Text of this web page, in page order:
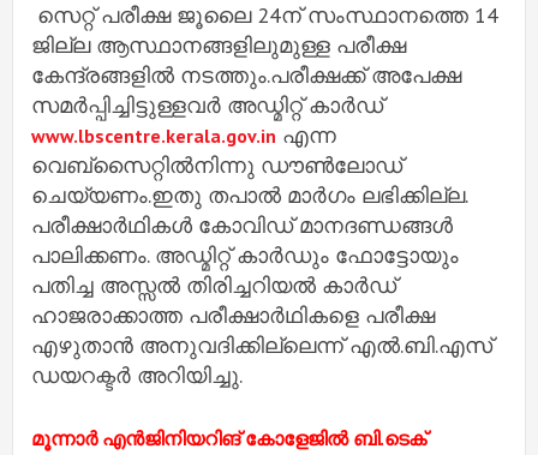
സെറ്റ് പരീക്ഷ ജൂലൈ 24ന് സംസ്ഥാനത്തെ 14
ജില്ല ആസ്ഥാനങ്ങളിലുമുള്ള പരീക്ഷ
കേന്ദ്രങ്ങളില്‍ നടത്തും.പരീക്ഷക്ക് അപേക്ഷ
സമര്‍പ്പിച്ചിട്ടുള്ളവര്‍ അഡ്മിറ്റ് കാര്‍ഡ്
www.lbscentre.kerala.gov.in എന്ന
വെബ്‌സൈറ്റില്‍നിന്നു ഡൗണ്‍ലോഡ്
ചെയ്യണം.ഇതു തപാല്‍ മാര്‍ഗം ലഭിക്കില്ല.
പരീക്ഷാര്‍ഥികള്‍ കോവിഡ് മാനദണ്ഡങ്ങള്‍
പാലിക്കണം. അഡ്മിറ്റ് കാര്‍ഡും ഫോട്ടോയും
പതിച്ച അസ്സല്‍ തിരിച്ചറിയല്‍ കാര്‍ഡ്
ഹാജരാക്കാത്ത പരീക്ഷാര്‍ഥികളെ പരീക്ഷ
എഴുതാന്‍ അനുവദിക്കില്ലെന്ന് എല്‍.ബി.എസ്
ഡയറക്ടര്‍ അറിയിച്ചു.
മൂന്നാർ എൻജിനിയറിങ് കോളേജിൽ ബി.ടെക്